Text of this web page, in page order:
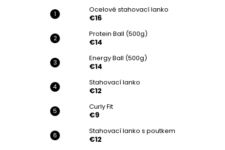
Ocelové stahovací lanko
€16
Protein Ball (500g)
€14
Energy Ball (500g)
€14
Stahovací lanko
€12
Curly Fit
€9
Stahovací lanko s poutkem
€12